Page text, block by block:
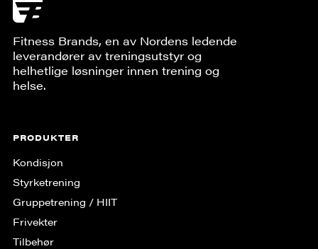
Fitness Brands, en av Nordens ledende
leverandører av treningsutstyr og
helhetlige løsninger innen trening og
helse.
PRODUKTER
Kondisjon
Styrketrening
Gruppe­trening / HIIT
Frivekter
Tilbehør